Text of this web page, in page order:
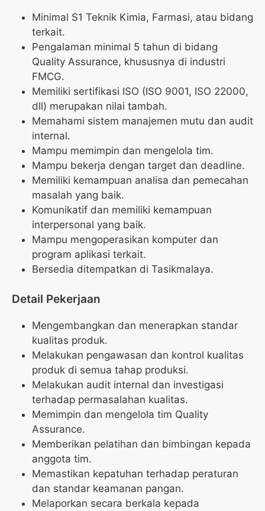
Minimal S1 Teknik Kimia, Farmasi, atau bidang
terkait.
Pengalaman minimal 5 tahun di bidang
Quality Assurance, khususnya di industri
FMCG.
Memiliki sertifikasi ISO (ISO 9001, ISO 22000,
dll) merupakan nilai tambah.
Memahami sistem manajemen mutu dan audit
internal.
Mampu memimpin dan mengelola tim.
Mampu bekerja dengan target dan deadline.
Memiliki kemampuan analisa dan pemecahan
masalah yang baik.
Komunikatif dan memiliki kemampuan
interpersonal yang baik.
Mampu mengoperasikan komputer dan
program aplikasi terkait.
Bersedia ditempatkan di Tasikmalaya.
Detail Pekerjaan
Mengembangkan dan menerapkan standar
kualitas produk.
Melakukan pengawasan dan kontrol kualitas
produk di semua tahap produksi.
Melakukan audit internal dan investigasi
terhadap permasalahan kualitas.
Memimpin dan mengelola tim Quality
Assurance.
Memberikan pelatihan dan bimbingan kepada
anggota tim.
Memastikan kepatuhan terhadap peraturan
dan standar keamanan pangan.
Melaporkan secara berkala kepada